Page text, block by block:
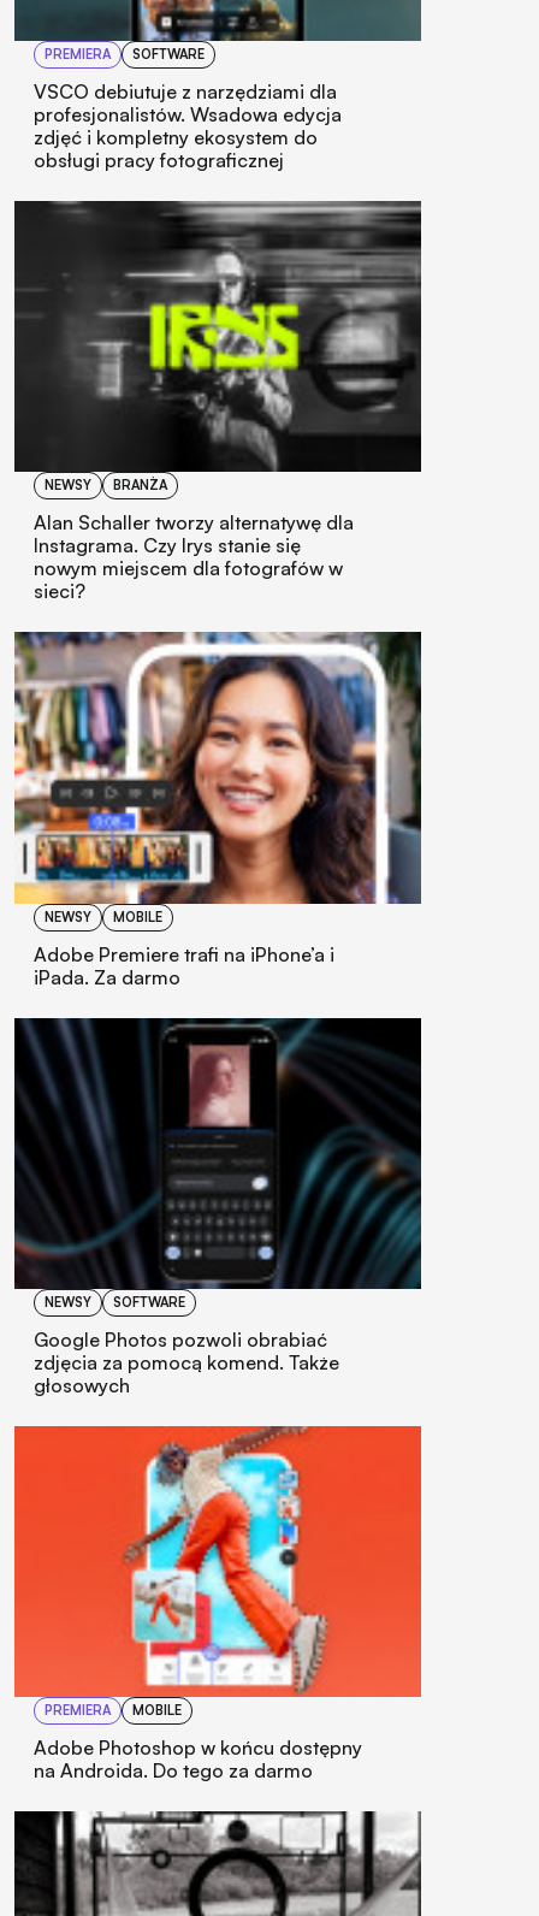
PREMIERA SOFTWARE
VSCO debiutuje z narzędziami dla
profesjonalistów. Wsadowa edycja
zdjęć i kompletny ekosystem do
obsługi pracy fotograficznej
NEWSY BRANŻA
Alan Schaller tworzy alternatywę dla
Instagrama. Czy Irys stanie się
nowym miejscem dla fotografów w
sieci?
NEWSY MOBILE
Adobe Premiere trafi na iPhone’a i
iPada. Za darmo
NEWSY SOFTWARE
Google Photos pozwoli obrabiać
zdjęcia za pomocą komend. Także
głosowych
PREMIERA MOBILE
Adobe Photoshop w końcu dostępny
na Androida. Do tego za darmo